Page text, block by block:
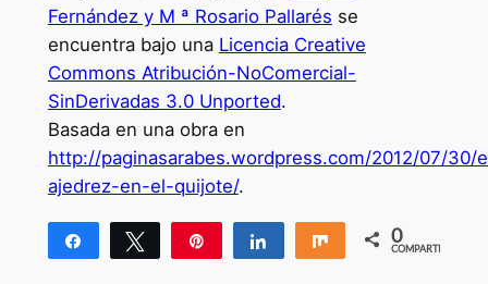
Fernández y M ª Rosario Pallarés se
encuentra bajo una Licencia Creative
Commons Atribución-NoComercial-
SinDerivadas 3.0 Unported.
Basada en una obra en
http://paginasarabes.wordpress.com/2012/07/30/
ajedrez-en-el-quijote/.
Compartir Twittear Compartir Compartir
0
COMPARTIR